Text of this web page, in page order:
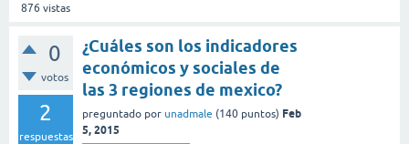
876 vistas
0
votos
2
respuestas
¿Cuáles son los indicadores
económicos y sociales de
las 3 regiones de mexico?
preguntado por unadmale (140 puntos) Feb
5, 2015